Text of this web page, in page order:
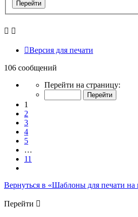
Версия для печати
106 сообщений
Страница
из
11
Перейти на страницу:
1
2
3
4
5
…
11
Вернуться в «Шаблоны для печати на
Перейти